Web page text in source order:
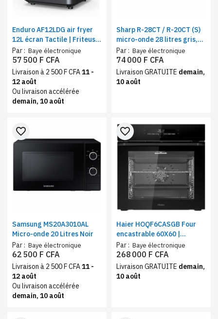
Enduro AF12LDG air fryer
12L écran Tactile | Friteuse
à air 12 programmes, 1800
W
Par : Baye électronique
57 500 F CFA
Livraison à 2 500 F CFA11 -
12 août
Ou livraison accélérée
demain, 10 août
Sharp R-28CT / R-20CT (S)
micro-onde 28 litres gris,
Cavité LED, Fonction
minuterie
Par : Baye électronique
74 000 F CFA
Livraison GRATUITE demain,
10 août
Samsung MS20A3010AL
Micro-onde 20 Litres Noir
Par : Baye électronique
favorite_border
62 500 F CFA
Livraison à 2 500 F CFA11 -
12 août
Ou livraison accélérée
demain, 10 août
Haier HOQF6CASGB Four
encastrable 60X60 |
Contrôle tactile et
électrique | Volume 72
litres, Noir gris
Par : Baye électronique
favorite_border
268 000 F CFA
Livraison GRATUITE demain,
10 août